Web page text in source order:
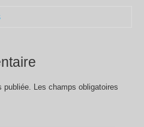
publiée. Les champs obligatoires